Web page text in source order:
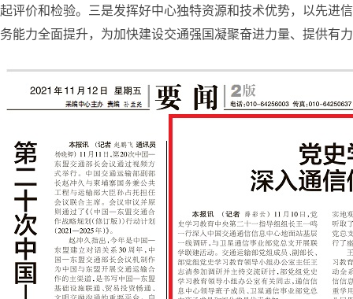
起评价和检验。三是发挥好中心独特资源和技术优势，以先进
务能力全面提升，为加快建设交通强国凝聚奋进力量、提供有